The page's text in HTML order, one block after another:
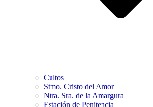
Cultos
Stmo. Cristo del Amor
Ntra. Sra. de la Amargura
Estación de Penitencia